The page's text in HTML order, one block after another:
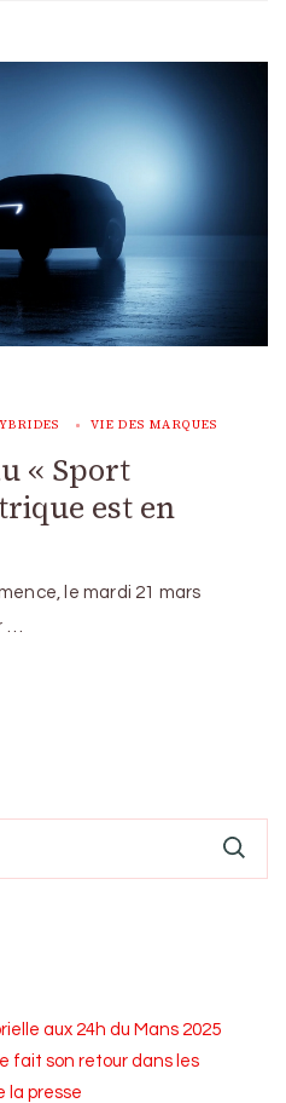
VIE DES MARQUES
« Sport
est en
le mardi 21 mars
…
aux 24h du Mans 2025
fait son retour dans les
la presse